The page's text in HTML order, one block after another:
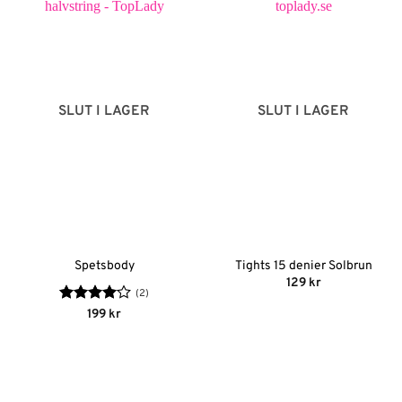
SLUT I LAGER
Spetsbody
Betygsatt
(2)
199 kr
SLUT I LAGER
Tights 15 denier Solbrun
129 kr